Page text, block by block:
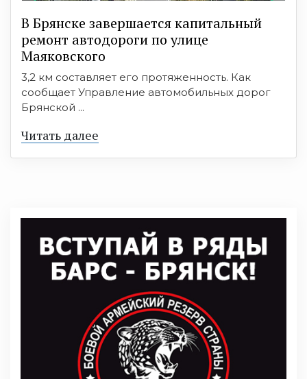
В Брянске завершается капитальный
ремонт автодороги по улице
Маяковского
3,2 км составляет его протяженность. Как
сообщает Управление автомобильных дорог
Брянской ...
Читать далее